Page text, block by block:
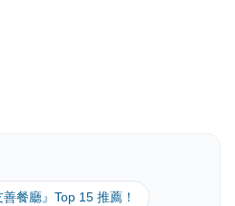
餐廳』Top 15 推薦！